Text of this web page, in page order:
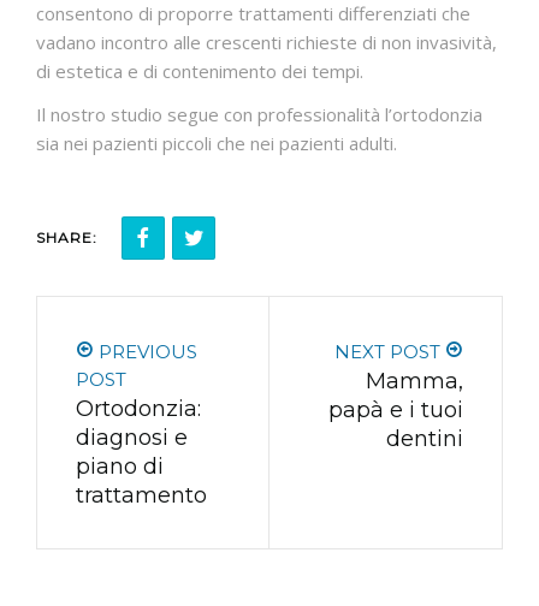
consentono di proporre trattamenti differenziati che
vadano incontro alle crescenti richieste di non invasività,
di estetica e di contenimento dei tempi.
Il nostro studio segue con professionalità l’ortodonzia
sia nei pazienti piccoli che nei pazienti adulti.
SHARE:
PREVIOUS
POST
Ortodonzia:
diagnosi e
piano di
trattamento
NEXT POST
Mamma,
papà e i tuoi
dentini